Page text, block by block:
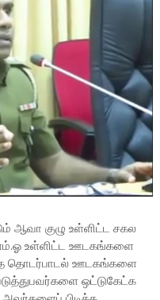
ஆவா குழு உள்ளிட்ட சகல
உள்ளிட்ட ஊடகங்களை
தொடர்பாடல் ஊடகங்களை
ஒட்டுகேட்க